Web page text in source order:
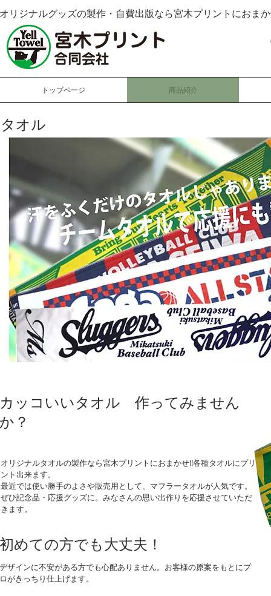
オリジナルグッズの製作・自費出版なら宮木プリントにおま
トップページ 商品紹介
タオル
オリジナルタオルの製作なら宮木プリントにおまかせ!!各種タオルにプリ
ント出来ます。
最近では使い勝手のよさや販売用として、マフラータオルが人気です。
ぜひ記念品・応援グッズに。みなさんの思い出作りを応援させていただ
きます。
カッコいいタオル 作ってみません
か？
初めての方でも大丈夫！
デザインに不安がある方でも心配ありません。お客様の原案をもとにプ
ロがきっちり仕上げます。